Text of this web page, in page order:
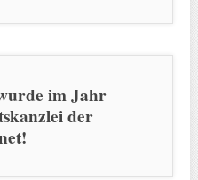
im Jahr
der